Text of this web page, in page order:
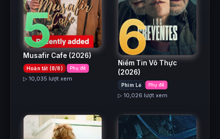
5
Musafir Cafe (2026)
Hoàn tất (8/8) Phụ đề
▷ 10,035 lượt xem
6
Niềm Tin Vô Thực
(2026)
Phim Lẻ Phụ đề
▷ 10,026 lượt xem